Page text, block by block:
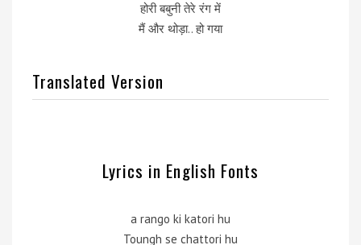
होरी बबुनी तेरे रंग में
मैं और थोड़ा.. हो गया
Translated Version
Lyrics in English Fonts
a rango ki katori hu
Toungh se chattori hu